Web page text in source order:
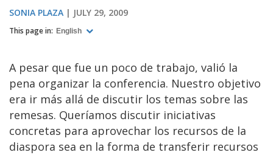
SONIA PLAZA JULY 29, 2009
This page in: English
A pesar que fue un poco de trabajo, valió la
pena organizar la conferencia. Nuestro objetivo
era ir más allá de discutir los temas sobre las
remesas. Queríamos discutir iniciativas
concretas para aprovechar los recursos de la
diaspora sea en la forma de transferir recursos